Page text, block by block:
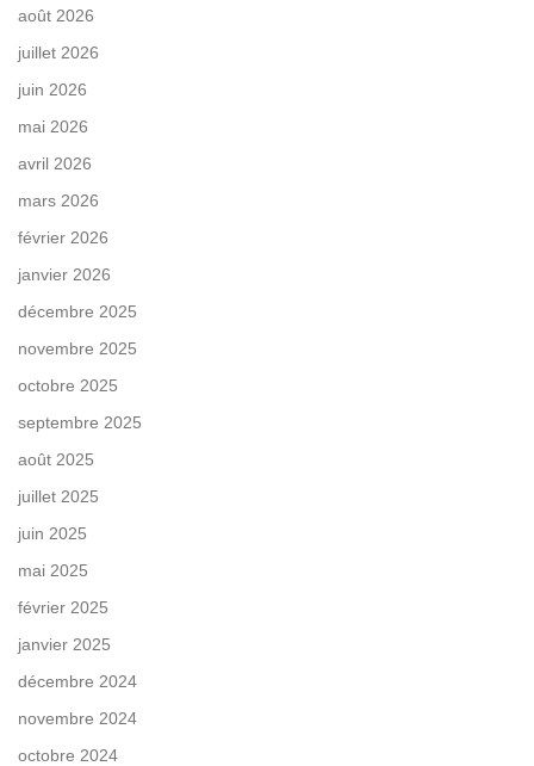
août 2026
juillet 2026
juin 2026
mai 2026
avril 2026
mars 2026
février 2026
janvier 2026
décembre 2025
novembre 2025
octobre 2025
septembre 2025
août 2025
juillet 2025
juin 2025
mai 2025
février 2025
janvier 2025
décembre 2024
novembre 2024
octobre 2024